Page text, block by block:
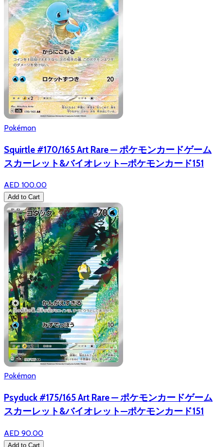
Pokémon
Squirtle #170/165 Art Rare — ポケモンカードゲーム
スカーレット&バイオレット—ポケモンカード151
AED 100.00
Add to Cart
Pokémon
Psyduck #175/165 Art Rare — ポケモンカードゲーム
スカーレット&バイオレット—ポケモンカード151
AED 90.00
Add to Cart